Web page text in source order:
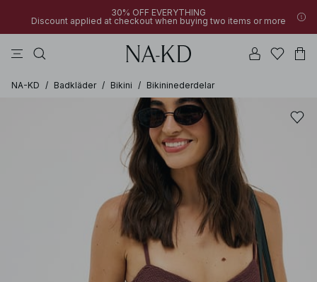
30% OFF EVERYTHING
Discount applied at checkout when buying two items or more
NA-KD / Badkläder / Bikini / Bikininederdelar